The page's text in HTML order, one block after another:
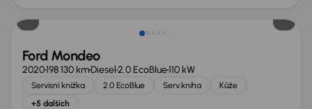
Ford Mondeo
2020198 130 kmDiesel2.0 EcoBlue110 kW
Servisní knížka 2.0 EcoBlue Serv.kniha
Kůže
+5 dalších